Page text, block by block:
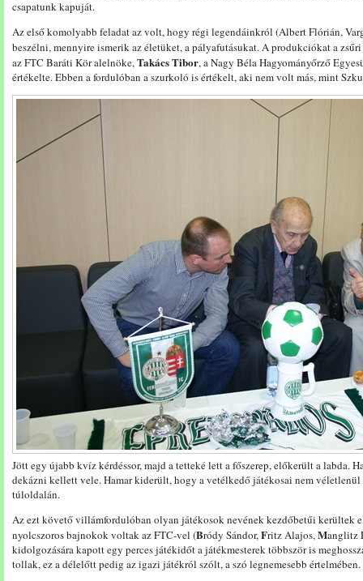
csapatunk kapuját.
Az első komolyabb feladat az volt, hogy régi legendáinkról (Albert Flórián,
beszélni, mennyire ismerik az életüket, a pályafutásukat. A produkciókat a
az FTC Baráti Kör alelnöke,Takács Tibor, a Nagy Béla Hagyományőrző
értékelte. Ebben a fordulóban a szurkoló is értékelt, aki nem volt más, mint
Jött egy újabb kvíz kérdéssor, majd a tetteké lett a főszerep, előkerült a labda.
dekázni kellett vele. Hamar kiderült, hogy a vetélkedő játékosai nem
túloldalán.
Az ezt követő villámfordulóban olyan játékosok nevének kezdőbetűi kerültek
nyolcszoros bajnokok voltak az FTC-vel (Bródy Sándor,Fritz Alajos,Manglitz
kidolgozására kapott egy perces játékidőt a játékmesterek többször is
tollak, ez a délelőtt pedig az igazi játékról szólt, a szó legnemesebb értelmében.